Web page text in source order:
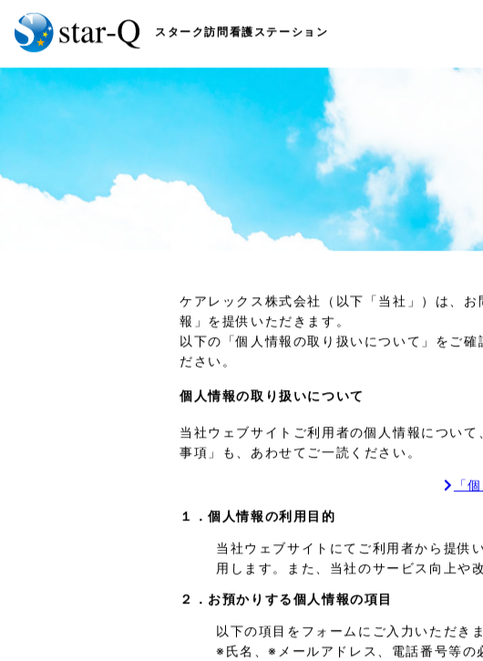
スターク訪問看護ステーション
ケアレックス株式会社（以下「当社」）は、
報」を提供いただきます。
以下の「個人情報の取り扱いについて」をご
ださい。
個人情報の取り扱いについて
当社ウェブサイトご利用者の個人情報につい
事項」も、あわせてご一読ください。
「
１．個人情報の利用目的
当社ウェブサイトにてご利用者から提供
用します。また、当社のサービス向上や
２．お預かりする個人情報の項目
以下の項目をフォームにご入力いただき
※氏名、※メールアドレス、電話番号等の